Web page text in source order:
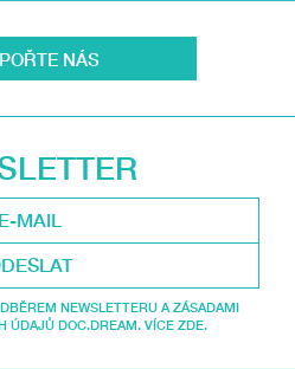
NÁS
NEWSLETTERU A ZÁSADAMI
ÚDAJŮ DOC.DREAM. VÍCE ZDE.